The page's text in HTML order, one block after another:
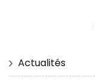
Actualités